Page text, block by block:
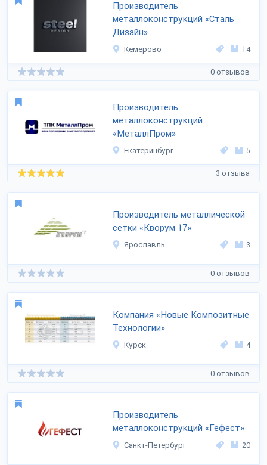
Производитель
металлоконструкций «Сталь
Дизайн»
Кемерово 14
0 отзывов
Производитель
металлоконструкций
«МеталлПром»
Екатеринбург 5
3 отзыва
Производитель металлической
сетки «Кворум 17»
Ярославль 3
0 отзывов
Компания «Новые Композитные
Технологии»
Курск 4
0 отзывов
Производитель
металлоконструкций «Гефест»
Санкт-Петербург 20